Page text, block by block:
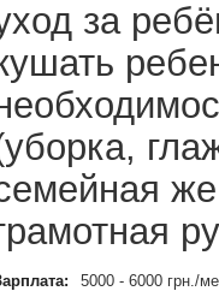
за
5000 - 6000 грн./